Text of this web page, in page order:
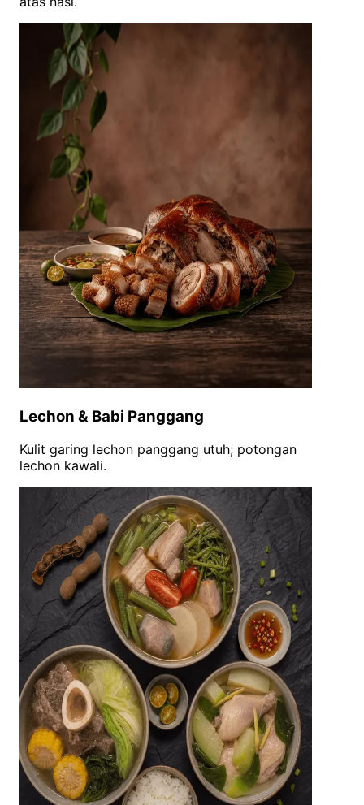
Lechon & Babi Panggang
Kulit garing lechon panggang utuh; potongan
lechon kawali.